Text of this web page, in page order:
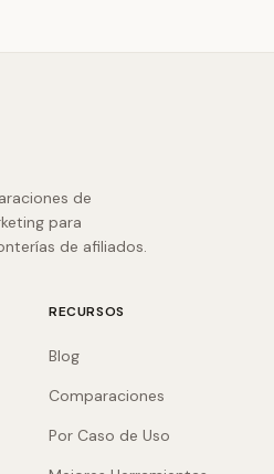
de
para
de afiliados.
RECURSOS
Blog
Comparaciones
Por Caso de Uso